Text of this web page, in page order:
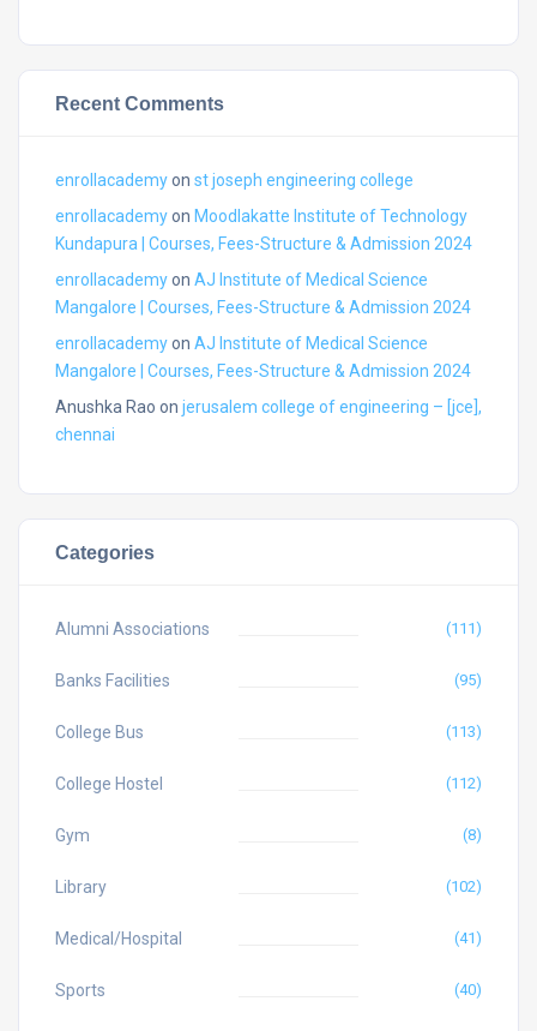
Recent Comments
enrollacademyon st joseph engineering college
enrollacademyon Moodlakatte Institute of Technology
Kundapura | Courses, Fees-Structure & Admission 2024
enrollacademyon AJ Institute of Medical Science
Mangalore | Courses, Fees-Structure & Admission 2024
enrollacademyon AJ Institute of Medical Science
Mangalore | Courses, Fees-Structure & Admission 2024
Anushka Rao on jerusalem college of engineering – [jce],
chennai
Categories
Alumni Associations (111)
Banks Facilities (95)
College Bus (113)
College Hostel (112)
Gym (8)
Library (102)
Medical/Hospital (41)
Sports (40)